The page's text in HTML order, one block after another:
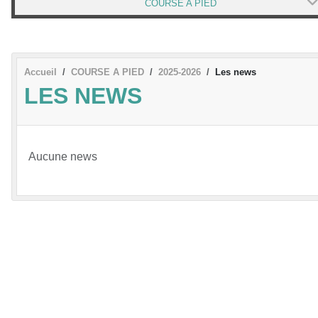
COURSE A PIED
Accueil COURSE A PIED 2025-2026 Les news
LES NEWS
Aucune news